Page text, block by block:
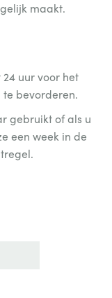
maakt.
uur voor het
bevorderen.
gebruikt of als u
een week in de